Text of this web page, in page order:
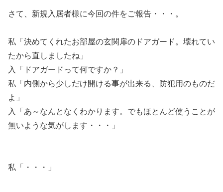
さて、新規入居者様に今回の件をご報告・・・。
私「決めてくれたお部屋の玄関扉のドアガード。壊れてい
たから直しましたね」
入「ドアガードって何ですか？」
私「内側から少しだけ開ける事が出来る、防犯用のものだ
よ」
入「あ～なんとなくわかります。でもほとんど使うことが
無いような気がします・・・」
私「・・・」